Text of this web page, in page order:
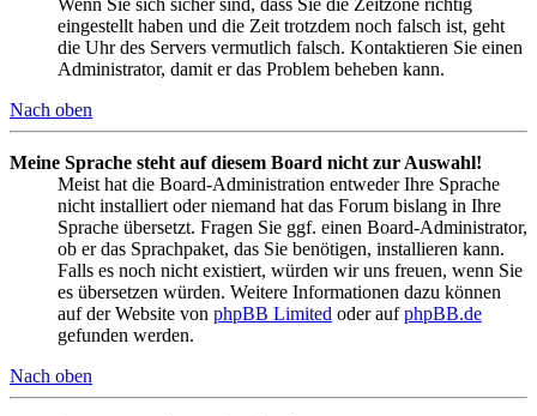
Wenn Sie sich sicher sind, dass Sie die Zeitzone richtig
eingestellt haben und die Zeit trotzdem noch falsch ist, geht
die Uhr des Servers vermutlich falsch. Kontaktieren Sie einen
Administrator, damit er das Problem beheben kann.
Nach oben
Meine Sprache steht auf diesem Board nicht zur Auswahl!
Meist hat die Board-Administration entweder Ihre Sprache
nicht installiert oder niemand hat das Forum bislang in Ihre
Sprache übersetzt. Fragen Sie ggf. einen Board-Administrator,
ob er das Sprachpaket, das Sie benötigen, installieren kann.
Falls es noch nicht existiert, würden wir uns freuen, wenn Sie
es übersetzen würden. Weitere Informationen dazu können
auf der Website von phpBB Limited oder aufphpBB.de
gefunden werden.
Nach oben